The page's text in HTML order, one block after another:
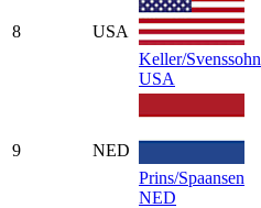
8
USA
Keller/Svenssohn
USA
9
NED
Prins/Spaansen
NED